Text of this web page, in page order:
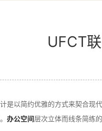
UFCT
是以简约优雅的方式来契合现
办公空间层次立体而线条简练